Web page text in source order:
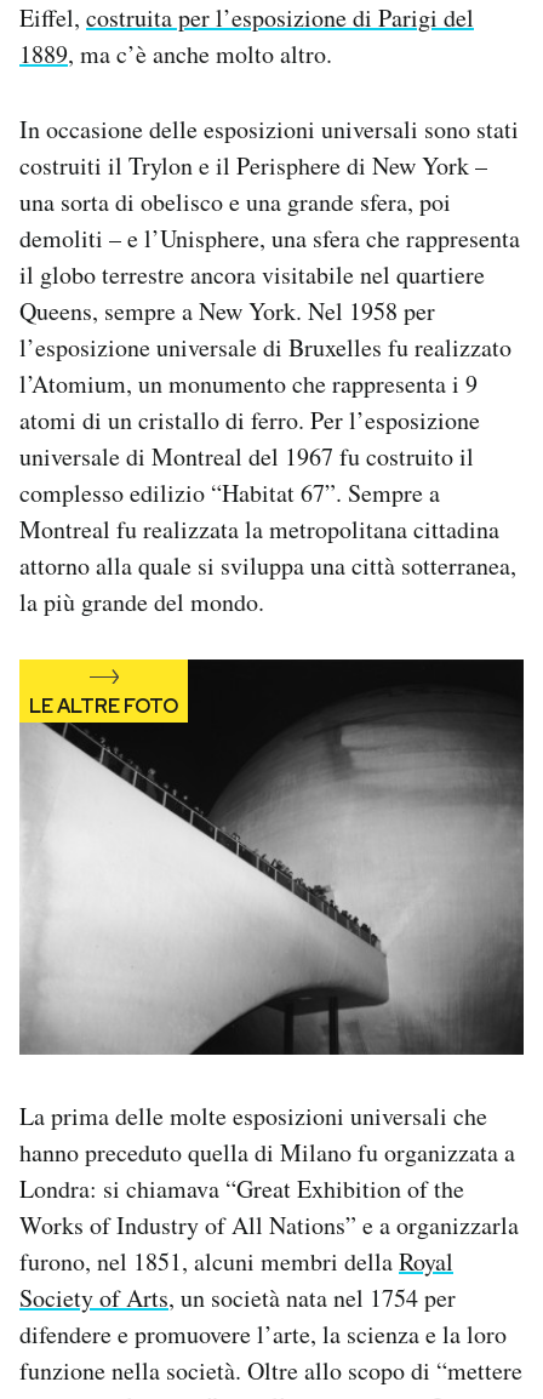
Eiffel, costruita per l’esposizione di Parigi del
1889, ma c’è anche molto altro.
In occasione delle esposizioni universali sono stati
costruiti il Trylon e il Perisphere di New York –
una sorta di obelisco e una grande sfera, poi
demoliti – e l’Unisphere, una sfera che rappresenta
il globo terrestre ancora visitabile nel quartiere
Queens, sempre a New York. Nel 1958 per
l’esposizione universale di Bruxelles fu realizzato
l’Atomium, un monumento che rappresenta i 9
atomi di un cristallo di ferro. Per l’esposizione
universale di Montreal del 1967 fu costruito il
complesso edilizio “Habitat 67”. Sempre a
Montreal fu realizzata la metropolitana cittadina
attorno alla quale si sviluppa una città sotterranea,
la più grande del mondo.
La prima delle molte esposizioni universali che
hanno preceduto quella di Milano fu organizzata a
Londra: si chiamava “Great Exhibition of the
Works of Industry of All Nations” e a organizzarla
furono, nel 1851, alcuni membri dellaRoyal
Society of Arts, un società nata nel 1754 per
difendere e promuovere l’arte, la scienza e la loro
funzione nella società. Oltre allo scopo di “mettere